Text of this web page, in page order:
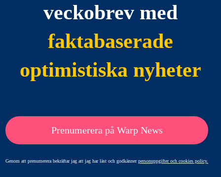
veckobrev med
faktabaserade
optimistiska nyheter
Prenumerera på Warp News
Genom att prenumerera bekräftar jag att jag har läst och godkännerpersonuppgifter och cookies policy.